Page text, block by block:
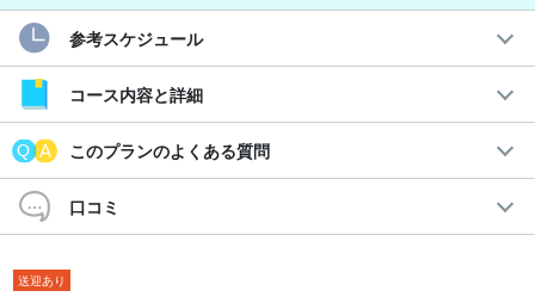
◆安心の少人数制ダイビング
◆ブリーフィングを大切に！
◆ライセンスを持っていない友達と一緒に体験ダイビングす
ることが可能！
参加者の方はライセンス取得直後～50本未満のゲストがほとんど
で、女性7割、男性3割、学生～30代のゲスト様が特に多く来られ
ます。
夏休みや春休みなどは小さいお子様連れのファミリーも沢山訪れ
参考スケジュール
コース内容と詳細
このプランのよくある質問
口コミ
送迎あり